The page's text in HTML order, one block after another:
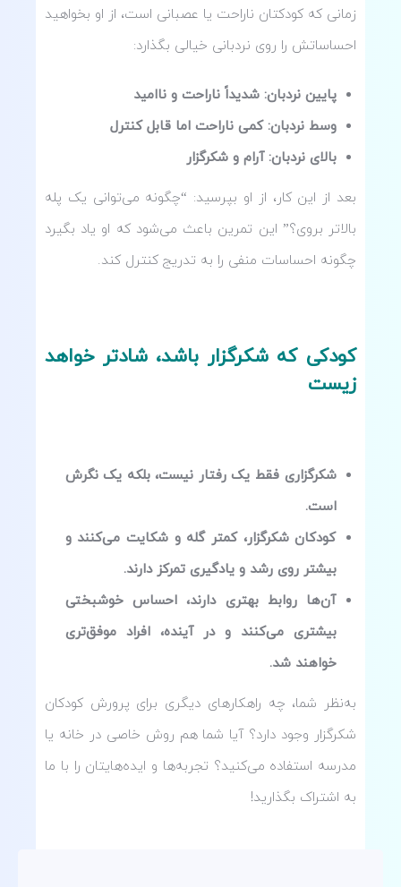
زمانی که کودکتان ناراحت یا عصبانی است، از او بخواهید
احساساتش را روی نردبانی خیالی بگذارد:
پایین نردبان: شدیداً ناراحت و ناامید
وسط نردبان: کمی ناراحت اما قابل کنترل
بالای نردبان: آرام و شکرگزار
بعد از این کار، از او بپرسید: “چگونه می‌توانی یک پله
بالاتر بروی؟” این تمرین باعث می‌شود که او یاد بگیرد
چگونه احساسات منفی را به تدریج کنترل کند.
کودکی که شکرگزار باشد، شادتر خواهد
زیست
شکرگزاری فقط یک رفتار نیست، بلکه یک نگرش
است.
کودکان شکرگزار، کمتر گله و شکایت می‌کنند و
بیشتر روی رشد و یادگیری تمرکز دارند.
آن‌ها روابط بهتری دارند، احساس خوشبختی
بیشتری می‌کنند و در آینده، افراد موفق‌تری
خواهند شد.
به‌نظر شما، چه راهکارهای دیگری برای پرورش کودکان
شکرگزار وجود دارد؟ آیا شما هم روش خاصی در خانه یا
مدرسه استفاده می‌کنید؟ تجربه‌ها و ایده‌هایتان را با ما
به اشتراک بگذارید!